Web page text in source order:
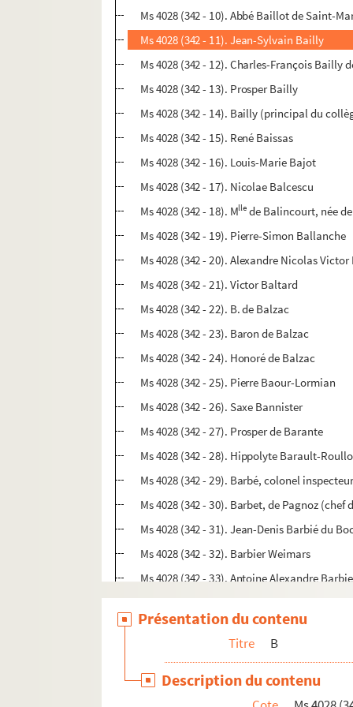
Ms 4028 (342 - 10). Abbé Baillot de Saint-
Ms 4028 (342 - 11). Jean-Sylvain Bailly
Ms 4028 (342 - 12). Charles-François
Ms 4028 (342 - 13). Prosper Bailly
Ms 4028 (342 - 14). Bailly (principal du
Ms 4028 (342 - 15). René Baissas
Ms 4028 (342 - 16). Louis-Marie Bajot
Ms 4028 (342 - 17). Nicolae Balcescu
Ms 4028 (342 - 18). Mlle de Balincourt, née
Ms 4028 (342 - 19). Pierre-Simon Ballanche
Ms 4028 (342 - 20). Alexandre Nicolas
Ms 4028 (342 - 21). Victor Baltard
Ms 4028 (342 - 22). B. de Balzac
Ms 4028 (342 - 23). Baron de Balzac
Ms 4028 (342 - 24). Honoré de Balzac
Ms 4028 (342 - 25). Pierre Baour-Lormian
Ms 4028 (342 - 26). Saxe Bannister
Ms 4028 (342 - 27). Prosper de Barante
Ms 4028 (342 - 28). Hippolyte Barault-
Ms 4028 (342 - 29). Barbé, colonel
Ms 4028 (342 - 30). Barbet, de Pagnoz
Ms 4028 (342 - 31). Jean-Denis Barbié du
Ms 4028 (342 - 32). Barbier Weimars
Ms 4028 (342 - 33). Antoine Alexandre
Ms 4028 (342 - 34). Louis Barbier
Ms 4028 (342 - 35). Olivier Barbier
Ms 4028 (342 - 36). Abbé Hippolyte Barbier
Ms 4028 (342 - 37). Barbier (substitut du
Ms 4028 (342 - 38). Auguste Barchou de
Présentation du contenu
Titre B
Description du contenu